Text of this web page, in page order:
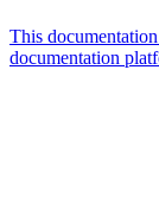
This
documentation